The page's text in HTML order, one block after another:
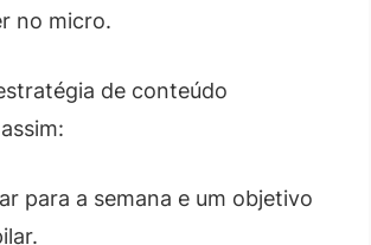
no micro.
de conteúdo
para a semana e um objetivo